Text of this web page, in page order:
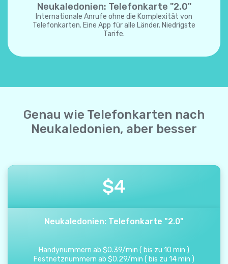
Neukaledonien: Telefonkarte "2.0"
Internationale Anrufe ohne die Komplexität von
Telefonkarten. Eine App für alle Länder. Niedrigste
Tarife.
Genau wie Telefonkarten nach
Neukaledonien, aber besser
$4
Neukaledonien: Telefonkarte "2.0"
Handynummern ab $0.39/min ( bis zu 10 min )
Festnetznummern ab $0.29/min ( bis zu 14min )